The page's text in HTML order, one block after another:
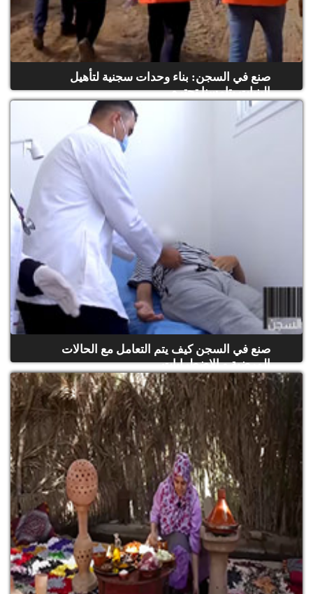
صنع في السجن: بناء وحدات سجنية لتأهيل
البنيات بتامسنا تحترم...
(حلقة كاملة)
صنع في السجن كيف يتم التعامل مع الحالات
المرضية و الإضطرابات...
(حلقة كاملة)